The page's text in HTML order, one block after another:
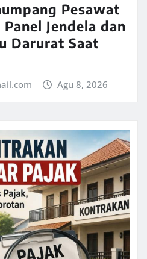
Pesawat
Jendela dan
Darurat Saat
Agu 8, 2026